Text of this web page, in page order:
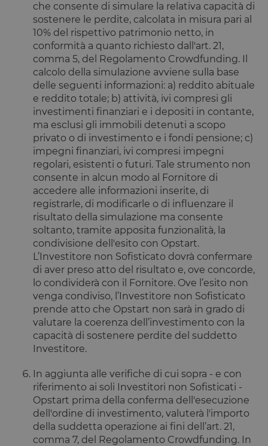
che consente di simulare la relativa capacità di
sostenere le perdite, calcolata in misura pari al
10% del rispettivo patrimonio netto, in
conformità a quanto richiesto dall'art. 21,
comma 5, del Regolamento Crowdfunding. Il
calcolo della simulazione avviene sulla base
delle seguenti informazioni: a) reddito abituale
e reddito totale; b) attività, ivi compresi gli
investimenti finanziari e i depositi in contante,
ma esclusi gli immobili detenuti a scopo
privato o di investimento e i fondi pensione; c)
impegni finanziari, ivi compresi impegni
regolari, esistenti o futuri. Tale strumento non
consente in alcun modo al Fornitore di
accedere alle informazioni inserite, di
registrarle, di modificarle o di influenzare il
risultato della simulazione ma consente
soltanto, tramite apposita funzionalità, la
condivisione dell'esito con Opstart.
L’Investitore non Sofisticato dovrà confermare
di aver preso atto del risultato e, ove concorde,
lo condividerà con il Fornitore. Ove l’esito non
venga condiviso, l’Investitore non Sofisticato
prende atto che Opstart non sarà in grado di
valutare la coerenza dell’investimento con la
capacità di sostenere perdite del suddetto
Investitore.
In aggiunta alle verifiche di cui sopra - e con
riferimento ai soli Investitori non Sofisticati -
Opstart prima della conferma dell'esecuzione
dell'ordine di investimento, valuterà l'importo
della suddetta operazione ai fini dell’art. 21,
comma 7, del Regolamento Crowdfunding. In
CookieScriptConsent
CookieScript
www.opstart.it
4
settimane
2 giorni
Questo
viene
Script.com
ricordare le
preferenze
consenso
cookie dei
visitatori. È
necessario
il banner dei
Script.com
funzioni
Dichiarazione di archiviazione
Nome
Tipo di
archiviazione
Descrizione
tAE
Archiviazione
locale
tTDe
Archiviazione
locale
tnsApp
Archiviazione
locale
tMQ
Archiviazione
locale
lastExternalReferrer
Archiviazione
locale
tADe
topicsLastReferenceTime
Archiviazione
locale
tTDu
Archiviazione
locale
tTE
Archiviazione
locale